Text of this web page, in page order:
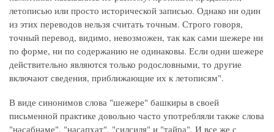
летописью или просто исторической записью. Однако ни один
из этих переводов нельзя считать точным. Строго говоря,
точный перевод, видимо, невозможен, так как сами шежере ни
по форме, ни по содержанию не одинаковы. Если одни шежере
действительно являются только родословными, то другие
включают сведения, приближающие их к летописям".
В виде синонимов слова "шежере" башкиры в своей
письменной практике довольно часто употребляли также слова
"насабнаме", "насапхат", "силсиля" и "тайра". И все же с